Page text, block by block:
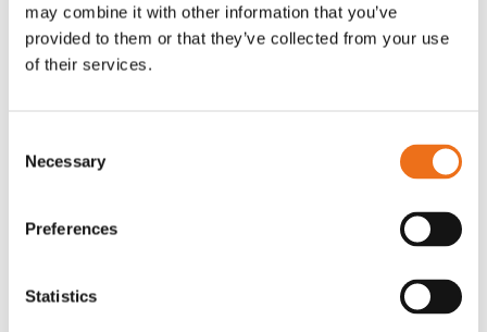
may combine it with other information that you’ve
provided to them or that they’ve collected from your use
of their services.
Selection
Necessary
Preferences
Statistics
(ex. moms) (ex. moms)
Lägg till i varukorg
T-shirt grå xl med
T-shirt svart 2xl med avant-